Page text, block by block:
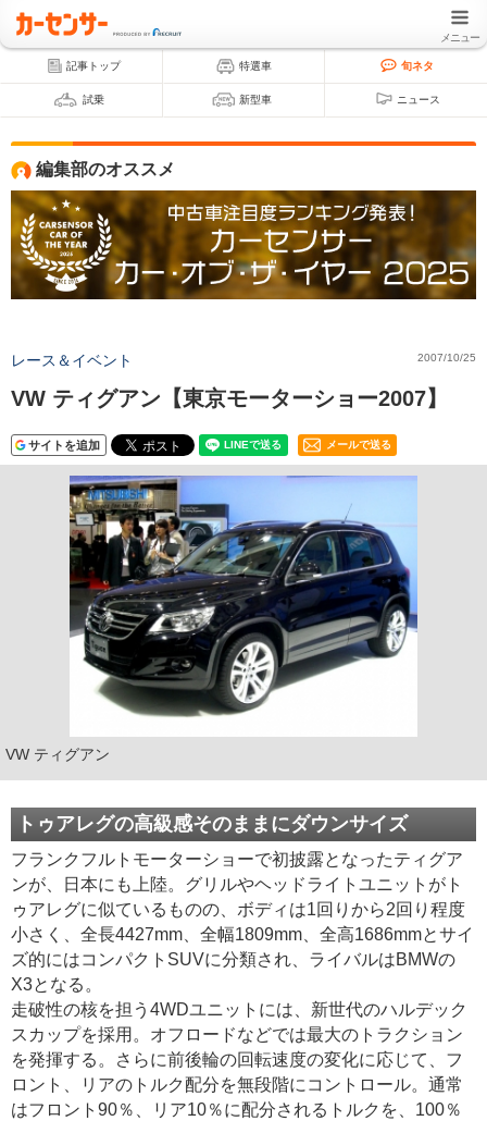
メニュー
記事トップ 特選車 旬ネタ
試乗 新型車 ニュース
編集部のオススメ
レース＆イベント 2007/10/25
VW ティグアン【東京モーターショー2007】
サイトを追加 メールで送る
VW ティグアン
トゥアレグの高級感そのままにダウンサイズ
フランクフルトモーターショーで初披露となったティグア
ンが、日本にも上陸。グリルやヘッドライトユニットがト
ゥアレグに似ているものの、ボディは1回りから2回り程度
小さく、全長4427mm、全幅1809mm、全高1686mmとサイ
ズ的にはコンパクトSUVに分類され、ライバルはBMWの
X3となる。
走破性の核を担う4WDユニットには、新世代のハルデック
スカップを採用。オフロードなどでは最大のトラクション
を発揮する。さらに前後輪の回転速度の変化に応じて、フ
ロント、リアのトルク配分を無段階にコントロール。通常
はフロント90％、リア10％に配分されるトルクを、100％